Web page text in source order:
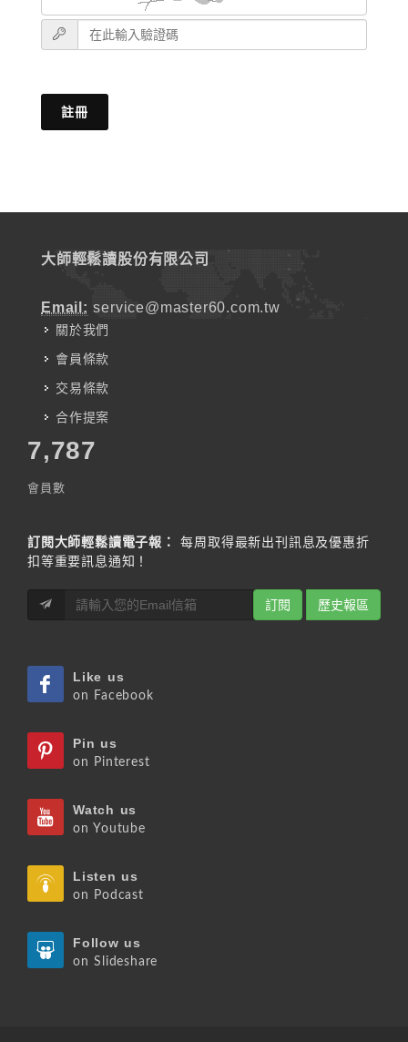
註冊
大師輕鬆讀股份有限公司
Email: service@master60.com.tw
關於我們
會員條款
交易條款
合作提案
7,787
會員數
訂閱大師輕鬆讀電子報：
每周取得最新出刊訊息及優惠折
扣等重要訊息通知！
訂閱 歷史報區
Like us
on Facebook
Pin us
on Pinterest
Watch us
on Youtube
Listen us
on Podcast
Follow us
on Slideshare